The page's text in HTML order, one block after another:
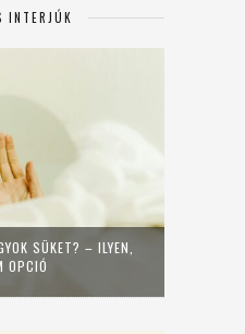
INTERJÚK
SÜKET? – ILYEN,
OPCIÓ